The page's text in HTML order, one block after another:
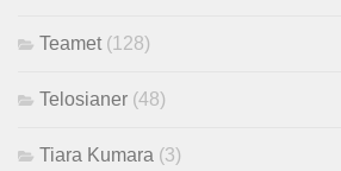
Teamet (128)
Telosianer (48)
Tiara Kumara (3)